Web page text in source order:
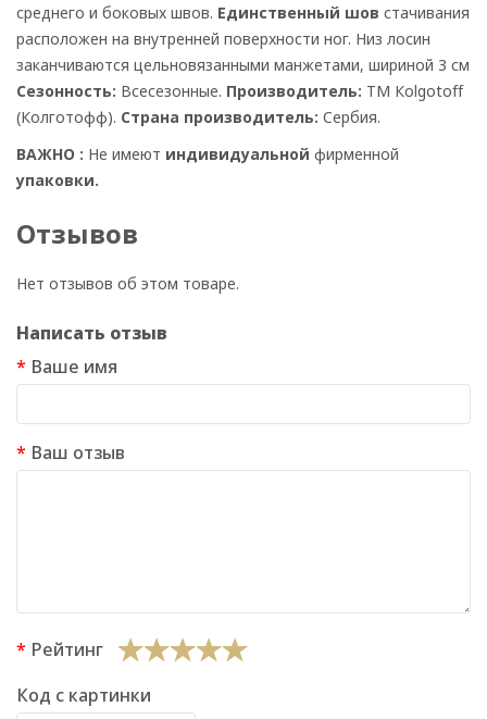
среднего и боковых швов. Единственный шов стачивания
расположен на внутренней поверхности ног. Низ лосин
заканчиваются цельновязанными манжетами, шириной 3 см
Сезонность: Всесезонные. Производитель: ТМ Кolgotoff
(Колготофф). Страна производитель: Сербия.
ВАЖНО : Не имеют индивидуальной фирменной
упаковки.
Отзывов
Нет отзывов об этом товаре.
Написать отзыв
Ваше имя
Ваш отзыв
Рейтинг
Код с картинки